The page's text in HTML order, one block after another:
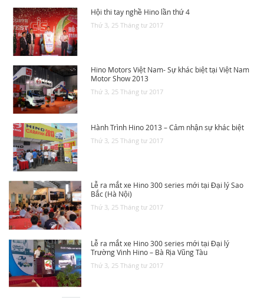
TUYỂN DỤNG
Hội thi tay nghề Hino lần thứ 4
Thứ 3, 25 Tháng tư 2017
Hino Motors Việt Nam- Sự khác biệt tại Việt Nam
Motor Show 2013
Thứ 3, 25 Tháng tư 2017
Hành Trình Hino 2013 – Cảm nhận sự khác biệt
Thứ 3, 25 Tháng tư 2017
Lễ ra mắt xe Hino 300 series mới tại Đại lý Sao
Bắc (Hà Nội)
Thứ 3, 25 Tháng tư 2017
Lễ ra mắt xe Hino 300 series mới tại Đại lý
Trường Vinh Hino – Bà Rịa Vũng Tàu
Thứ 3, 25 Tháng tư 2017